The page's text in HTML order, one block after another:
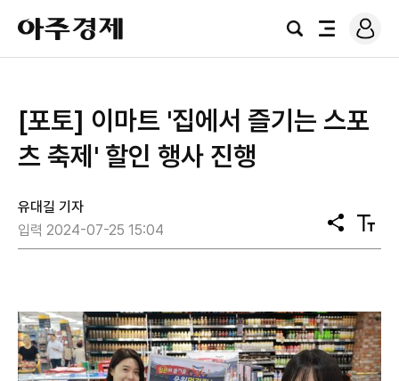
아
주
경
검
전
로
그
[포토] 이마트 '집에서 즐기는 스포
츠 축제' 할인 행사 진행
유대길 기자
입력 2024-07-25 15:04
공
유
텍
스